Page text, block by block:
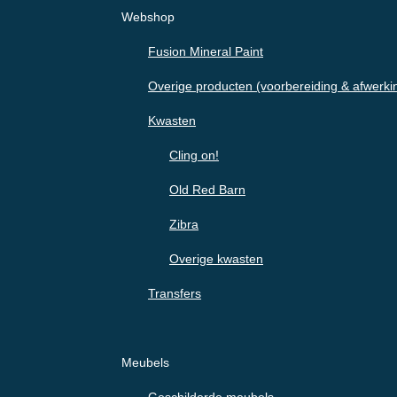
Webshop
Fusion Mineral Paint
Overige producten (voorbereiding &
Kwasten
Cling on!
Old Red Barn
Zibra
Overige kwasten
Transfers
Meubels